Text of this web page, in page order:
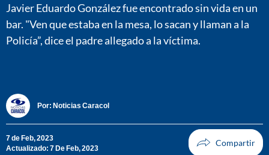
Javier Eduardo González fue encontrado sin vida en un
bar. "Ven que estaba en la mesa, lo sacan y llaman a la
Policía”, dice el padre allegado a la víctima.
Por: Noticias Caracol
7 de Feb, 2023
Actualizado: 7 De Feb, 2023